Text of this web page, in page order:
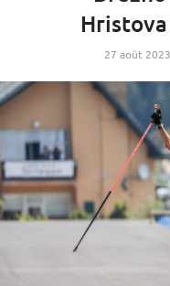
27 août 2023